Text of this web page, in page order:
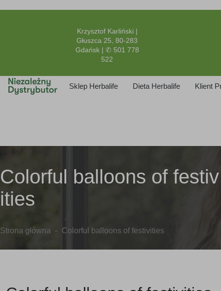
Krzysztof Karliński |
Głuszca 25, 80-283
Gdańsk | ✆ 501 778
522
Sklep Herbalife Dieta Herbalife Klient
Colorful balloons of festiv
ities
Strona główna Colorful balloons of festivities